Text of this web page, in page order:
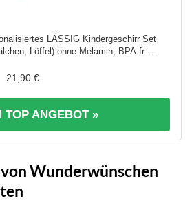
LÄSSIG Kindergeschirr Set
Löffel) ohne Melamin, BPA-fr ...
21,90 €
TOP ANGEBOT »
Wunderwünschen